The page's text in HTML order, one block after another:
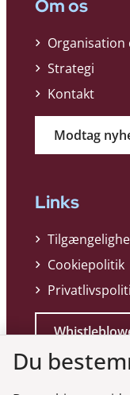
Om os
Organisation
Strategi
Kontakt
Modtag
Links
Cookiepolitik
Du